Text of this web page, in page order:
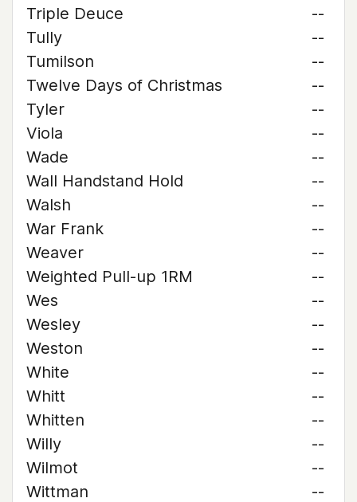
Triple Deuce
--
Tully
--
Tumilson
--
Twelve Days of Christmas
--
Tyler
--
Viola
--
Wade
--
Wall Handstand Hold
--
Walsh
--
War Frank
--
Weaver
--
Weighted Pull-up 1RM
--
Wes
--
Wesley
--
Weston
--
White
--
Whitt
--
Whitten
--
Willy
--
Wilmot
--
Wittman
--